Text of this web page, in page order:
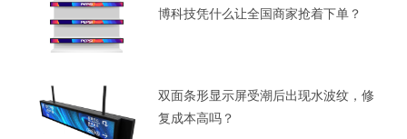
博科技凭什么让全国商家抢着下单？
双面条形显示屏受潮后出现水波纹，修
复成本高吗？